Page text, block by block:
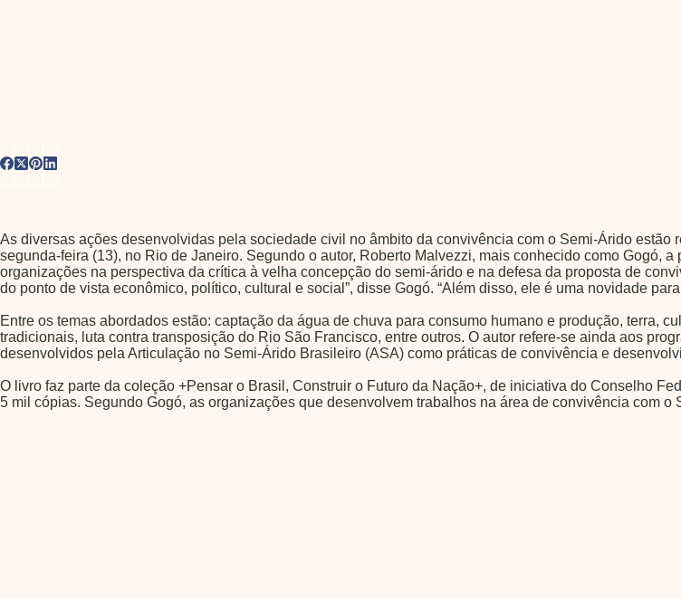
As diversas ações desenvolvidas pela sociedade civil no âmbito da convivência com o Semi-Árido
segunda-feira (13), no Rio de Janeiro. Segundo o autor, Roberto Malvezzi, mais conhecido como Gogó,
organizações na perspectiva da crítica à velha concepção do semi-árido e na defesa da proposta de
do ponto de vista econômico, político, cultural e social”, disse Gogó. “Além disso, ele é uma novidade
Entre os temas abordados estão: captação da água de chuva para consumo humano e produção, terra,
tradicionais, luta contra transposição do Rio São Francisco, entre outros. O autor refere-se ainda aos
desenvolvidos pela Articulação no Semi-Árido Brasileiro (ASA) como práticas de convivência e
O livro faz parte da coleção +Pensar o Brasil, Construir o Futuro da Nação+, de iniciativa do Conselho
5 mil cópias. Segundo Gogó, as organizações que desenvolvem trabalhos na área de convivência com o